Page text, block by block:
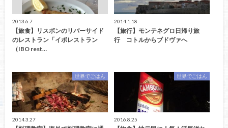
2013.6.7
【旅食】リスボンのリバーサイド
のレストラン「イボレストラン
（IBO rest…
2014.1.18
【旅行】モンテネグロ日帰り旅
行 コトルからブドヴァへ
世界でごはん
2014.3.27
世界でごはん
2016.8.25